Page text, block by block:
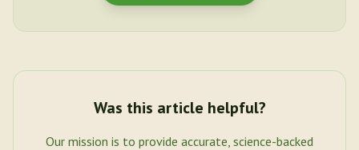
Was this article helpful?
Our mission is to provide accurate, science-backed